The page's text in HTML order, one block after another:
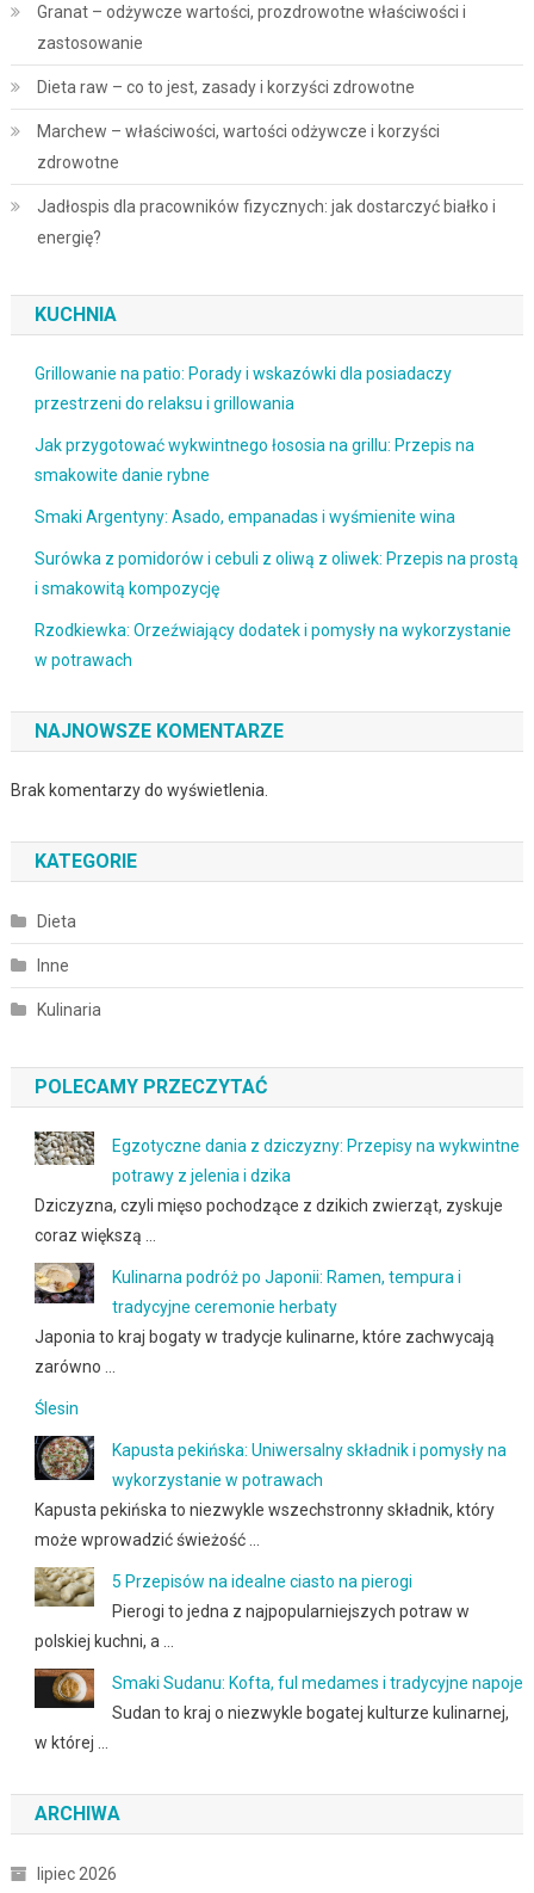
Granat – odżywcze wartości, prozdrowotne właściwości i
zastosowanie
Dieta raw – co to jest, zasady i korzyści zdrowotne
Marchew – właściwości, wartości odżywcze i korzyści
zdrowotne
Jadłospis dla pracowników fizycznych: jak dostarczyć białko i
energię?
KUCHNIA
Grillowanie na patio: Porady i wskazówki dla posiadaczy
przestrzeni do relaksu i grillowania
Jak przygotować wykwintnego łososia na grillu: Przepis na
smakowite danie rybne
Smaki Argentyny: Asado, empanadas i wyśmienite wina
Surówka z pomidorów i cebuli z oliwą z oliwek: Przepis na prostą
i smakowitą kompozycję
Rzodkiewka: Orzeźwiający dodatek i pomysły na wykorzystanie
w potrawach
NAJNOWSZE KOMENTARZE
Brak komentarzy do wyświetlenia.
KATEGORIE
Dieta
Inne
Kulinaria
POLECAMY PRZECZYTAĆ
Egzotyczne dania z dziczyzny: Przepisy na wykwintne
potrawy z jelenia i dzika
Dziczyzna, czyli mięso pochodzące z dzikich zwierząt, zyskuje
coraz większą …
Kulinarna podróż po Japonii: Ramen, tempura i
tradycyjne ceremonie herbaty
Japonia to kraj bogaty w tradycje kulinarne, które zachwycają
zarówno …
Ślesin
Kapusta pekińska: Uniwersalny składnik i pomysły na
wykorzystanie w potrawach
Kapusta pekińska to niezwykle wszechstronny składnik, który
może wprowadzić świeżość …
5 Przepisów na idealne ciasto na pierogi
Pierogi to jedna z najpopularniejszych potraw w
polskiej kuchni, a …
Smaki Sudanu: Kofta, ful medames i tradycyjne napoje
Sudan to kraj o niezwykle bogatej kulturze kulinarnej,
w której …
ARCHIWA
lipiec 2026